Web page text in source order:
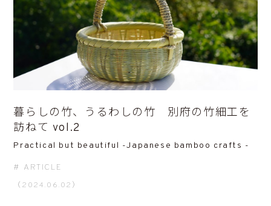
暮らしの竹、うるわしの竹 別府の竹細工を
訪ねて vol.2
Practical but beautiful -Japanese bamboo crafts -
ARTICLE
（2024.06.02）